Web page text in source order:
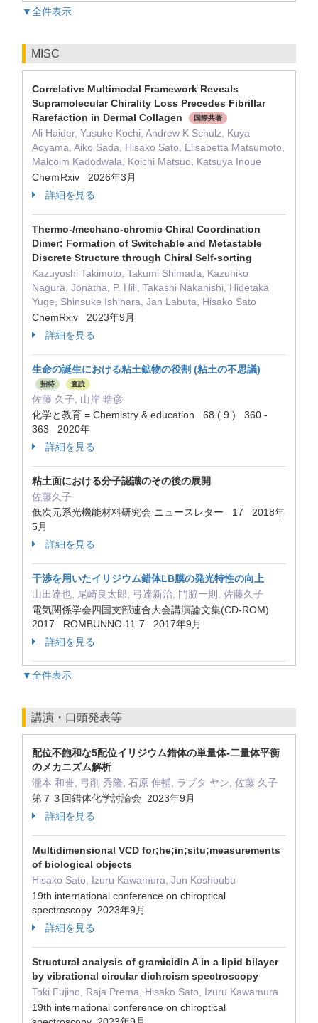
▼全件表示
MISC
Correlative Multimodal Framework Reveals
Supramolecular Chirality Loss Precedes Fibrillar
Rarefaction in Dermal Collagen
国際共著
Ali Haider, Yusuke Kochi, Andrew K Schulz, Kuya
Aoyama, Aiko Sada, Hisako Sato, Elisabetta Matsumoto,
Malcolm Kadodwala, Koichi Matsuo, Katsuya Inoue
CheｍRxiv 2026年3月
詳細を見る
Thermo-/mechano-chromic Chiral Coordination
Dimer: Formation of Switchable and Metastable
Discrete Structure through Chiral Self-sorting
Kazuyoshi Takimoto, Takumi Shimada, Kazuhiko
Nagura, Jonatha, P. Hill, Takashi Nakanishi, Hidetaka
Yuge, Shinsuke Ishihara, Jan Labuta, Hisako Sato
ChemRxiv 2023年9月
詳細を見る
生命の誕生における粘土鉱物の役割 (粘土の不思議)
招待 査読
佐藤 久子, 山岸 晧彦
化学と教育 = Chemistry & education 68 ( 9 ) 360 -
363 2020年
詳細を見る
粘土面における分子認識のその後の展開
佐藤久子
低次元系光機能材料研究会 ニュースレター 17 2018年
5月
詳細を見る
干渉を用いたイリジウム錯体LB膜の発光特性の向上
山田達也, 尾崎良太郎, 弓達新治, 門脇一則, 佐藤久子
電気関係学会四国支部連合大会講演論文集(CD-ROM)
2017 ROMBUNNO.11‐7 2017年9月
詳細を見る
▼全件表示
講演・口頭発表等
配位不飽和な5配位イリジウム錯体の単量体-二量体平衡
のメカニズム解析
瀧本 和誉, 弓削 秀隆, 石原 伸輔, ラブタ ヤン, 佐藤 久子
第７３回錯体化学討論会 2023年9月
詳細を見る
Multidimensional VCD for;he;in;situ;measurements
of biological objects
Hisako Sato, Izuru Kawamura, Jun Koshoubu
19th international conference on chiroptical
spectroscopy 2023年9月
詳細を見る
Structural analysis of gramicidin A in a lipid bilayer
by vibrational circular dichroism spectroscopy
Toki Fujino, Raja Prema, Hisako Sato, Izuru Kawamura
19th international conference on chiroptical